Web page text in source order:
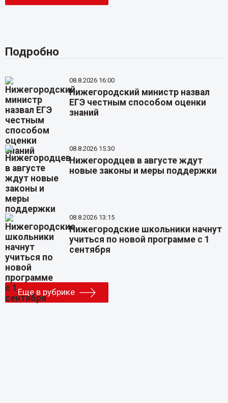
Подробно
08.8.2026 16:00
Нижегородский министр назвал
ЕГЭ честным способом оценки
знаний
08.8.2026 15:30
Нижегородцев в августе ждут
новые законы и меры поддержки
08.8.2026 13:15
Нижегородские школьники начнут
учиться по новой программе с 1
сентября
Еще в рубрике